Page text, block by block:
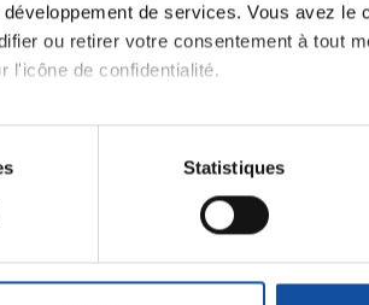
de services. Vous avez le
ou retirer votre consentement à tout
l'icône de confidentialité.
géographique qui peuvent être
à tout moment à partir de la
Statistiques
respiratoires Cancer du sein